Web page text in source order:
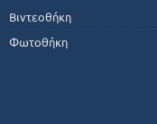
Βιντεοθήκη
Φωτοθήκη